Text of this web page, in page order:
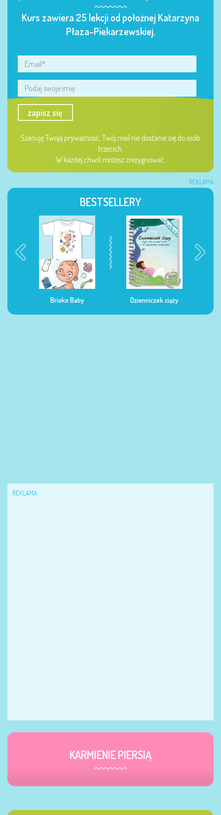
Kurs zawiera 25 lekcji od położnej Katarzyna
Płaza-Piekarzewskiej.
zapisz się
Szanuję Twoją prywatność, Twój mail nie dostanie się do osób
trzecich.
W każdej chwili możesz zrezygnować.
REKLAMA
BESTSELLERY
Dzienniczek ciąży Dzienniczek żywienia
REKLAMA
KARMIENIE PIERSIĄ